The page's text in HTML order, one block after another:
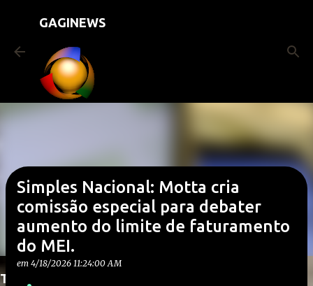
Pular para o conteúdo principal
GAGINEWS
Translate
Simples Nacional: Motta cria
comissão especial para debater
aumento do limite de faturamento
do MEI.
em 4/18/2026 11:24:00 AM